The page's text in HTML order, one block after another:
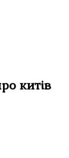
китів